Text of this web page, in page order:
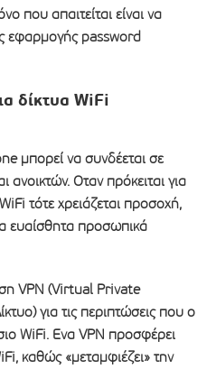
που απαιτείται είναι να
εφαρμογής password
δίκτυα WiFi
μπορεί να συνδέεται σε
ανοικτών. Οταν πρόκειται για
τότε χρειάζεται προσοχή,
ευαίσθητα προσωπικά
VPN (Virtual Private
για τις περιπτώσεις που ο
WiFi. Ενα VPN προσφέρει
καθώς «μεταμφιέζει» την